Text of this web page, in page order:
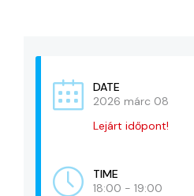
ADATVÉDELEM
DATE
2026 márc 08
Lejárt időpont!
TIME
18:00 - 19:00